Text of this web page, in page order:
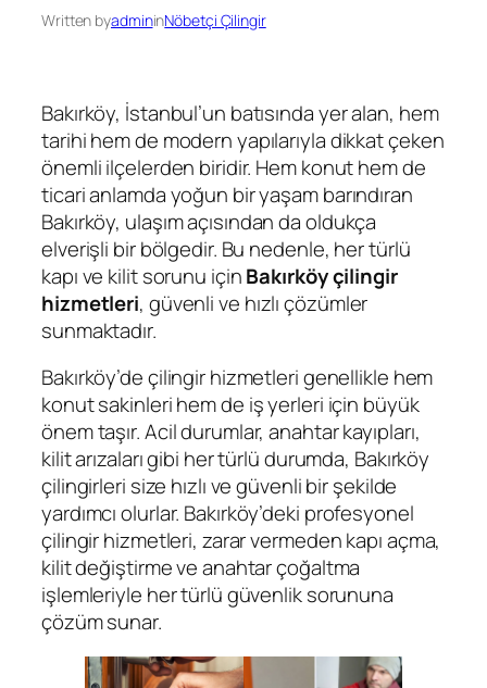
Written byadmininNöbetçi Çilingir
Bakırköy, İstanbul’un batısında yer alan, hem
tarihi hem de modern yapılarıyla dikkat çeken
önemli ilçelerden biridir. Hem konut hem de
ticari anlamda yoğun bir yaşam barındıran
Bakırköy, ulaşım açısından da oldukça
elverişli bir bölgedir. Bu nedenle, her türlü
kapı ve kilit sorunu içinBakırköy çilingir
hizmetleri, güvenli ve hızlı çözümler
sunmaktadır.
Bakırköy’de çilingir hizmetleri genellikle hem
konut sakinleri hem de iş yerleri için büyük
önem taşır. Acil durumlar, anahtar kayıpları,
kilit arızaları gibi her türlü durumda, Bakırköy
çilingirleri size hızlı ve güvenli bir şekilde
yardımcı olurlar. Bakırköy’deki profesyonel
çilingir hizmetleri, zarar vermeden kapı açma,
kilit değiştirme ve anahtar çoğaltma
işlemleriyle her türlü güvenlik sorununa
çözüm sunar.